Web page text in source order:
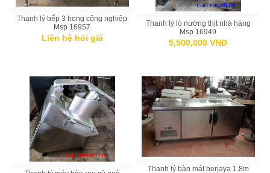
Thanh lý bếp 3 họng công nghiệp
Msp 16957
Liên hệ hỏi giá
Thanh lý lò nướng thịt nhà hàng
Msp 16949
5,500,000 VNĐ
Thanh lý bàn mát berjaya 1.8m